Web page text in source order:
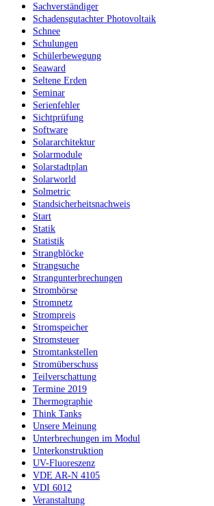
Sachverständiger
Schadensgutachter Photovoltaik
Schnee
Schulungen
Schülerbewegung
Seaward
Seltene Erden
Seminar
Serienfehler
Sichtprüfung
Software
Solararchitektur
Solarmodule
Solarstadtplan
Solarworld
Solmetric
Standsicherheitsnachweis
Start
Statik
Statistik
Strangblöcke
Strangsuche
Strangunterbrechungen
Strombörse
Stromnetz
Strompreis
Stromspeicher
Stromsteuer
Stromtankstellen
Stromüberschuss
Teilverschattung
Termine 2019
Thermographie
Think Tanks
Unsere Meinung
Unterbrechungen im Modul
Unterkonstruktion
UV-Fluoreszenz
VDE AR-N 4105
VDI 6012
Veranstaltung